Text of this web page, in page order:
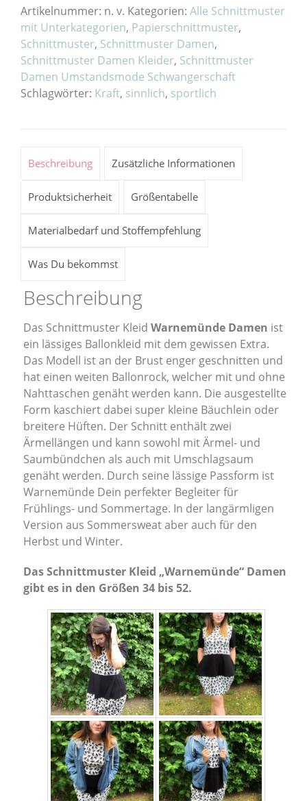
als
E-
Book
oder
Papierschnitt
Menge
Artikelnummer: n. v. Kategorien: Alle Schnittmuster
mit Unterkategorien, Papierschnittmuster,
Schnittmuster, Schnittmuster Damen,
Schnittmuster Damen Kleider, Schnittmuster
Damen Umstandsmode Schwangerschaft
Schlagwörter: Kraft, sinnlich, sportlich
Beschreibung Zusätzliche Informationen
Produktsicherheit Größentabelle
Materialbedarf und Stoffempfehlung
Was Du bekommst
Beschreibung
Das Schnittmuster Kleid Warnemünde Damen ist
ein lässiges Ballonkleid mit dem gewissen Extra.
Das Modell ist an der Brust enger geschnitten und
hat einen weiten Ballonrock, welcher mit und ohne
Nahttaschen genäht werden kann. Die ausgestellte
Form kaschiert dabei super kleine Bäuchlein oder
breitere Hüften. Der Schnitt enthält zwei
Ärmellängen und kann sowohl mit Ärmel- und
Saumbündchen als auch mit Umschlagsaum
genäht werden. Durch seine lässige Passform ist
Warnemünde Dein perfekter Begleiter für
Frühlings- und Sommertage. In der langärmligen
Version aus Sommersweat aber auch für den
Herbst und Winter.
Das Schnittmuster Kleid „Warnemünde“ Damen
gibt es in den Größen 34 bis 52.